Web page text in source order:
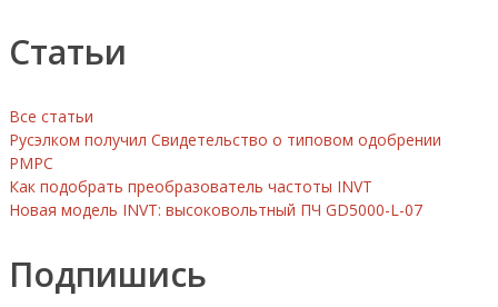
Статьи
Все статьи
Русэлком получил Свидетельство о типовом одобрении
РМРС
Как подобрать преобразователь частоты INVT
Новая модель INVT: высоковольтный ПЧ GD5000-L-07
Подпишись